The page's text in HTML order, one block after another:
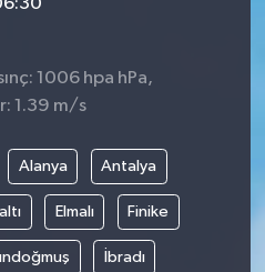
1006 hpa hPa,
1.39 m/s
Alanya Antalya
Elmalı Finike
İbradı